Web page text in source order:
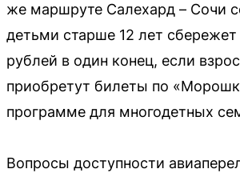
же маршруте Салехард – Сочи
детьми старше 12 лет
рублей в один конец, если
приобретут билеты по
программе для многодетных
Вопросы доступности